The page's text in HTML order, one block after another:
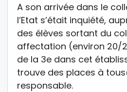
A son arrivée dans le
l’Etat s’était inquiété,
des élèves sortant du
affectation (environ 20/
de la 3e dans cet
trouve des places à
responsable.